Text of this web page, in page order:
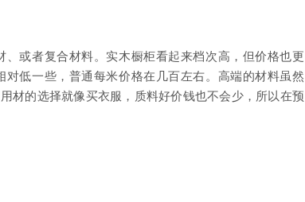
或者复合材料。实木橱柜看起来档次高，但价格也更
低一些，普通每米价格在几百左右。高端的材料虽然
材的选择就像买衣服，质料好价钱也不会少，所以在预